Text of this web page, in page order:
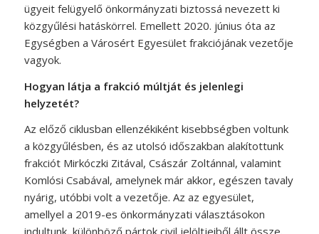
ügyeit felügyelő önkormányzati biztossá nevezett ki
közgyűlési hatáskörrel. Emellett 2020. június óta az
Egységben a Városért Egyesület frakciójának vezetője
vagyok.
Hogyan látja a frakció múltját és jelenlegi
helyzetét?
Az előző ciklusban ellenzékiként kisebbségben voltunk
a közgyűlésben, és az utolsó időszakban alakítottunk
frakciót Mirkóczki Zitával, Császár Zoltánnal, valamint
Komlósi Csabával, amelynek már akkor, egészen tavaly
nyárig, utóbbi volt a vezetője. Az az egyesület,
amellyel a 2019-es önkormányzati választásokon